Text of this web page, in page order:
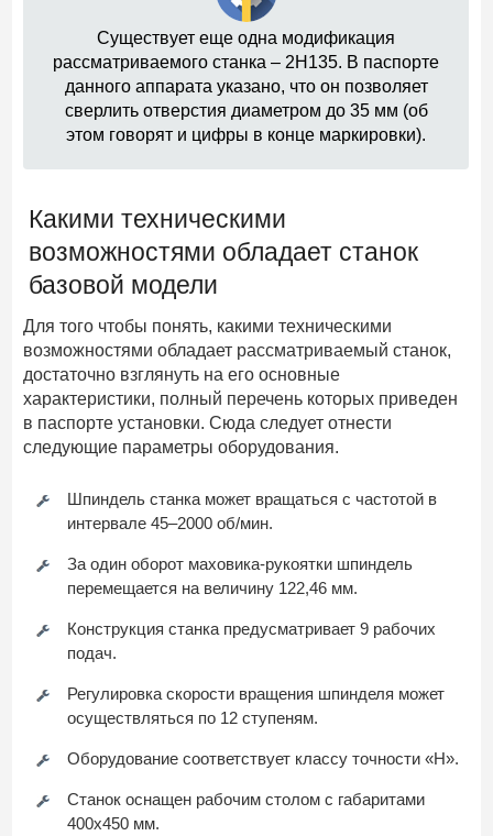
Существует еще одна модификация
рассматриваемого станка – 2Н135. В паспорте
данного аппарата указано, что он позволяет
сверлить отверстия диаметром до 35 мм (об
этом говорят и цифры в конце маркировки).
Какими техническими
возможностями обладает станок
базовой модели
Для того чтобы понять, какими техническими
возможностями обладает рассматриваемый станок,
достаточно взглянуть на его основные
характеристики, полный перечень которых приведен
в паспорте установки. Сюда следует отнести
следующие параметры оборудования.
Шпиндель станка может вращаться с частотой в
интервале 45–2000 об/мин.
За один оборот маховика-рукоятки шпиндель
перемещается на величину 122,46 мм.
Конструкция станка предусматривает 9 рабочих
подач.
Регулировка скорости вращения шпинделя может
осуществляться по 12 ступеням.
Оборудование соответствует классу точности «Н».
Станок оснащен рабочим столом с габаритами
400х450 мм.